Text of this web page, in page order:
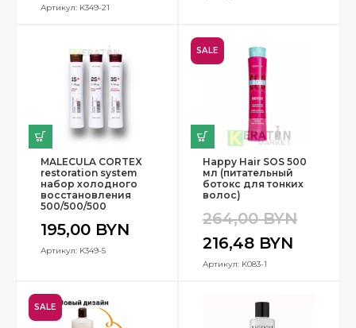
Артикул: K349-21
MALECULA CORTEX
restoration system
набор холодного
восстановления
500/500/500
195,00 BYN
Артикул: K349-5
SALE
Happy Hair SOS 500
мл (питательный
ботокс для тонких
волос)
264,00BYN
216,48 BYN
Артикул: K083-1
SALE